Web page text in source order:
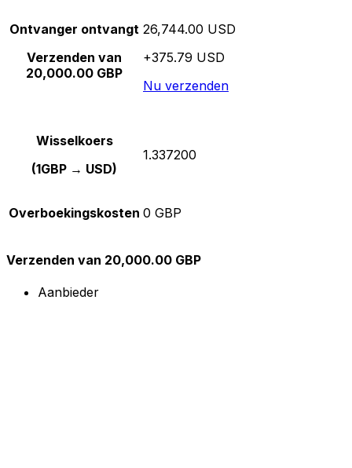
Ontvanger ontvangt
Verzenden van
20,000.00 GBP
26,744.00 USD
+375.79 USD
Nu verzenden
Wisselkoers
(1GBP → USD)
1.337200
Overboekingskosten 0 GBP
Verzenden van 20,000.00 GBP
Aanbieder